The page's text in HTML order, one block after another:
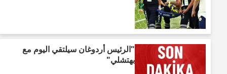
"الرئيس أردوغان سيلتقي اليوم مع
بهتشلي"